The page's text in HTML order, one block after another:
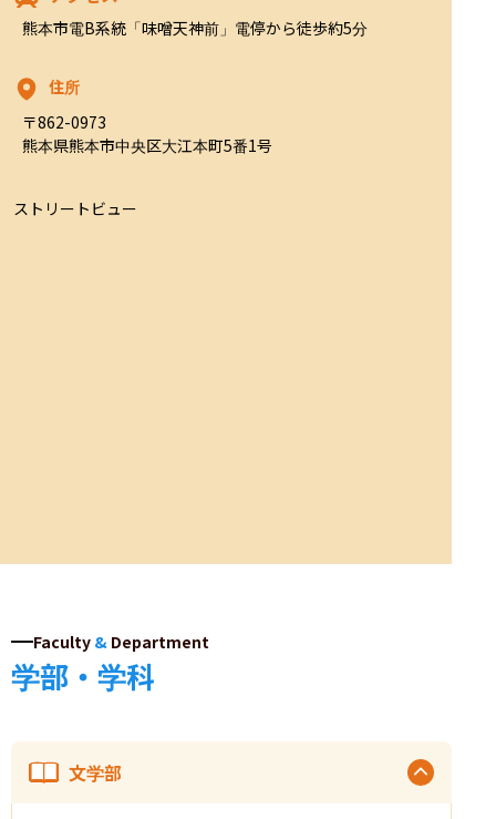
熊本市電B系統「味噌天神前」電停から徒歩約5分
住所
〒862-0973
熊本県熊本市中央区大江本町5番1号
ストリートビュー
Faculty & Department
学部・学科
文学部